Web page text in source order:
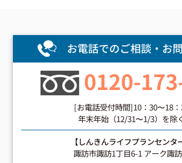
お電話でのご相談・お
0120-
[お電話受付時間]10：30〜18
年末年始（12/31〜1/3）を除
【しんきんライフプランセンタ
諏訪市諏訪1丁目6-1 アーク諏